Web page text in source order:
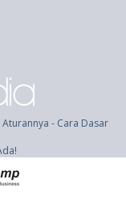
- Cara Dasar